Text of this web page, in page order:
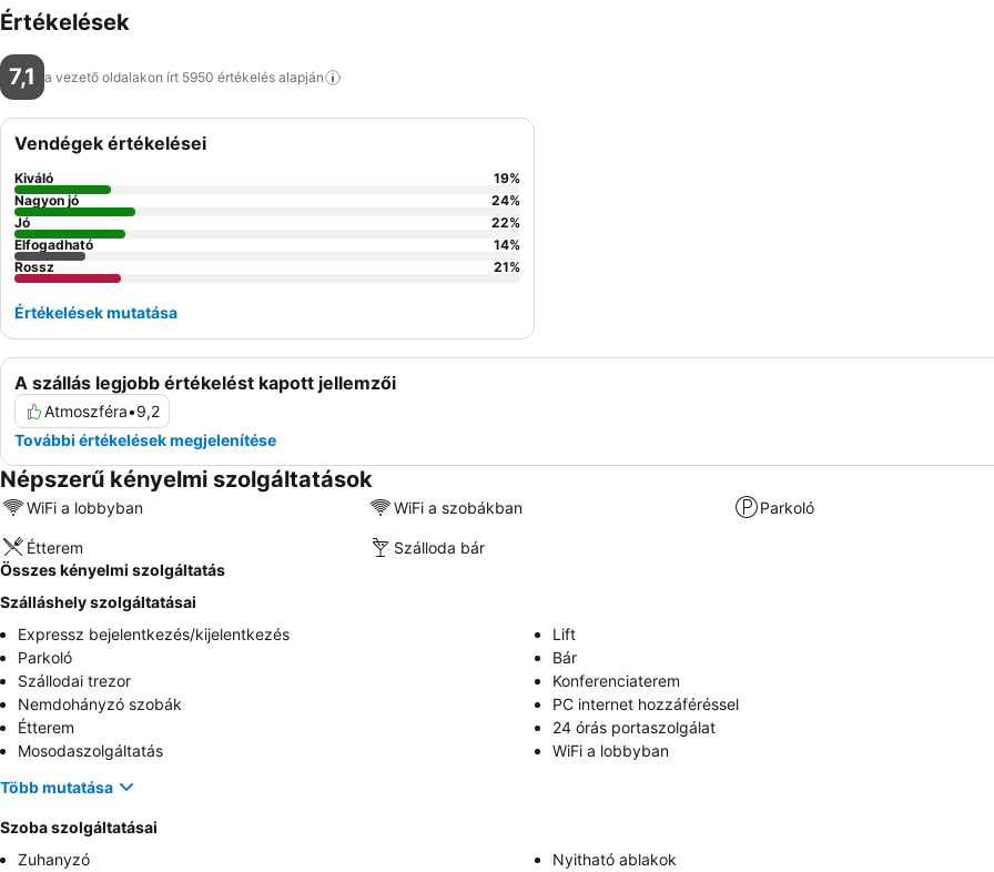
Értékelések
7,1 a vezető oldalakon írt 5950 értékelés alapján
A szállás legjobb értékelést kapott jellemzői
Atmoszféra•9,2
További értékelések megjelenítése
Vendégek értékelései
Kiváló 19%
Nagyon jó
24%
Jó
22%
Elfogadható
14%
Rossz
21%
Értékelések mutatása
Népszerű kényelmi szolgáltatások
WiFi a lobbyban WiFi a szobákban Parkoló
Étterem
Szálloda bár
Összes kényelmi szolgáltatás
Szálláshely szolgáltatásai
Expressz bejelentkezés/kijelentkezés
Lift
Parkoló
Bár
Szállodai trezor
Konferenciaterem
Nemdohányzó szobák
PC internet hozzáféréssel
Étterem
24 órás portaszolgálat
Mosodaszolgáltatás
WiFi a lobbyban
Több mutatása
Szoba szolgáltatásai
Zuhanyzó
Nyitható ablakok